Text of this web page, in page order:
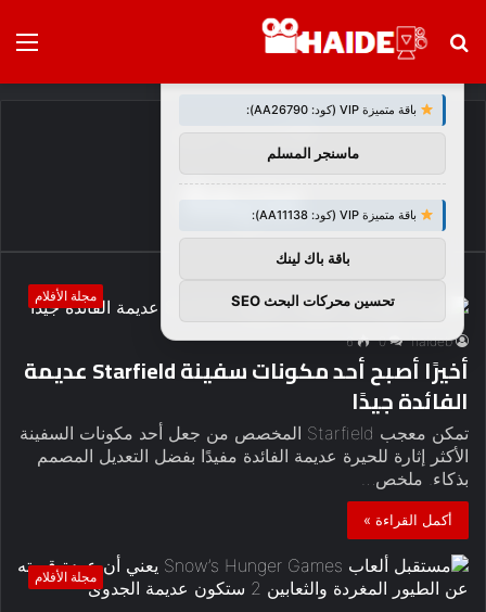
بحث
الرئيسية/عديمة
عديمة
مجلة الأفلام
haideb
0
6
أخيرًا أصبح أحد مكونات سفينة Starfield عديمة
الفائدة جيدًا
تمكن معجب Starfield المخصص من جعل أحد مكونات السفينة
الأكثر إثارة للحيرة عديمة الفائدة مفيدًا بفضل التعديل المصمم
بذكاء. ملخص…
أكمل القراءة »
مجلة الأفلام
توصيات :
باقة متميزة VIP (كود: AA26790):
ماسنجر المسلم
باقة متميزة VIP (كود: AA11138):
باقة باك لينك
تحسين محركات البحث SEO